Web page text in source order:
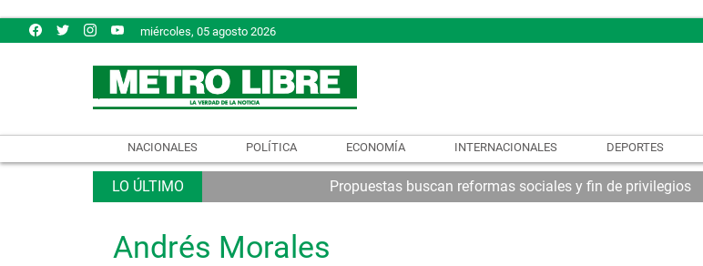
miércoles, 05 agosto 2026
NACIONALES POLÍTICA ECONOMÍA INTERNACIONALES DEPORTES
Propuestas buscan reformas sociales y fin de privilegios
Andrés Morales